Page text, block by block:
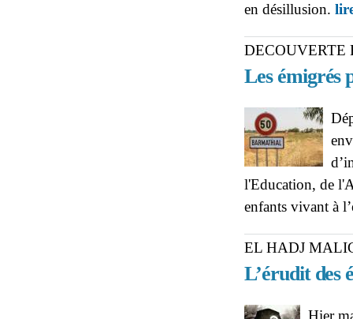
en désillusion.
Les émigrés
l'Education, de
enfants vivant à
EL HADJ
L’érudit des
Hier